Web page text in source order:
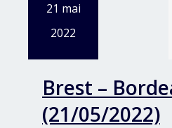
21 mai
2022
Brest –
(21/05/2022)